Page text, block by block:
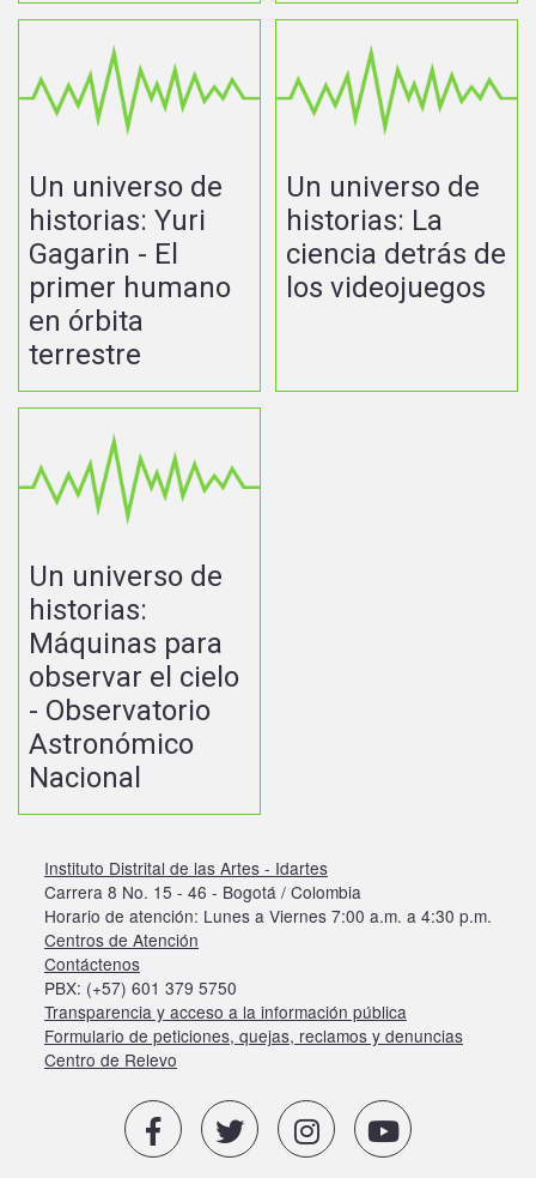
Un universo de
historias: Yuri
Gagarin - El
primer humano
en órbita
terrestre
Un universo de
historias: La
ciencia detrás de
los videojuegos
Un universo de
historias:
Máquinas para
observar el cielo
- Observatorio
Astronómico
Nacional
Instituto Distrital de las Artes - Idartes
Carrera 8 No. 15 - 46 - Bogotá / Colombia
Horario de atención: Lunes a Viernes 7:00 a.m. a 4:30 p.m.
Centros de Atención
Contáctenos
PBX: (+57) 601 379 5750
Transparencia y acceso a la información pública
Formulario de peticiones, quejas, reclamos y denuncias
Centro de Relevo